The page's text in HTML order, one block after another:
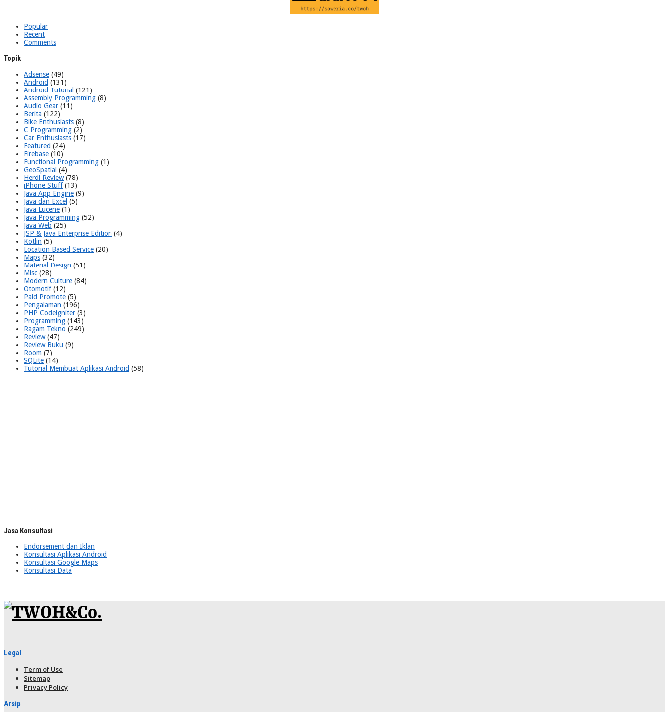
Popular
Recent
Comments
Topik
Adsense (49)
Android (131)
Android Tutorial (121)
Assembly Programming (8)
Audio Gear (11)
Berita (122)
Bike Enthusiasts (8)
C Programming (2)
Car Enthusiasts (17)
Featured (24)
Firebase (10)
Functional Programming (1)
GeoSpatial (4)
Herdi Review(78)
iPhone Stuff(13)
Java App Engine (9)
Java dan Excel (5)
Java Lucene (1)
Java Programming (52)
Java Web (25)
JSP & Java Enterprise Edition (4)
Kotlin (5)
Location Based Service (20)
Maps (32)
Material Design (51)
Misc (28)
Modern Culture (84)
Otomotif(12)
Paid Promote (5)
Pengalaman (196)
PHP Codeigniter (3)
Programming (143)
Ragam Tekno (249)
Review(47)
Review Buku (9)
Room (7)
SQLite (14)
Tutorial Membuat Aplikasi Android (58)
Jasa Konsultasi
Endorsement dan Iklan
Konsultasi Aplikasi Android
Konsultasi Google Maps
Konsultasi Data
Legal
Term of Use
Sitemap
Privacy Policy
Arsip